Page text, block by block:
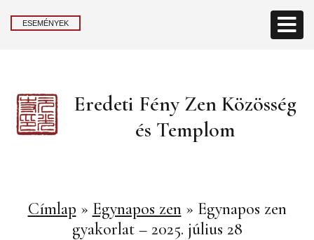
ESEMÉNYEK
Eredeti Fény Zen Közösség
és Templom
Címlap » Egynapos zen» Egynapos zen
gyakorlat – 2025. július 28